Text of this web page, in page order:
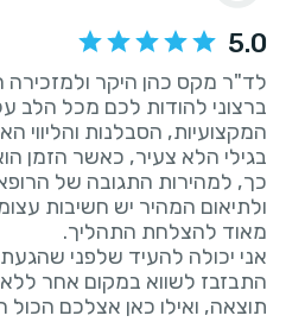
5.0
ברצוני להודות לכם מכל הלב
בגילי הלא צעיר, כאשר הזמן
כך, למהירות התגובה של
ולתיאום המהיר יש חשיבות
אני יכולה להעיד שלפני
התבזבז לשווא במקום אחר
תוצאה, ואילו כאן אצלכם